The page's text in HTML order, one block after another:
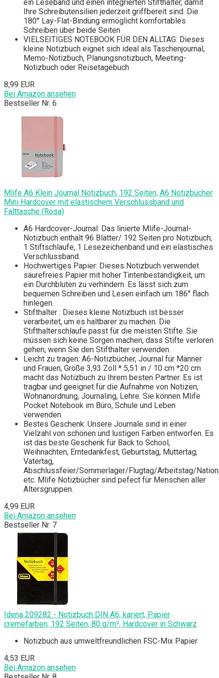
ein Leseband und einen integrierten Stifthalter, damit
Ihre Schreibutensilien jederzeit griffbereit sind. Die
180° Lay-Flat-Bindung ermöglicht komfortables
Schreiben über beide Seiten
VIELSEITIGES NOTEBOOK FÜR DEN ALLTAG: Dieses
kleine Notizbuch eignet sich ideal als Taschenjournal,
Memo-Notizbuch, Planungsnotizbuch, Meeting-
Notizbuch oder Reisetagebuch
8,99 EUR
Bei Amazon ansehen
Bestseller Nr. 6
Mlife A6 Klein Journal Notizbuch, 192 Seiten, A6 Notizbücher
Mini Hardcover mit elastischem Verschlussband und
Falttasche (Rosa)
A6 Hardcover-Journal: Das linierte Mlife-Journal-
Notizbuch enthält 96 Blätter/ 192 Seiten pro Notizbuch,
1 Stiftschlaufe, 1 Lesezeichenband und ein elastisches
Verschlussband.
Hochwertiges Papier: Dieses Notizbuch verwendet
säurefreies Papier mit hoher Tintenbeständigkeit, um
ein Durchbluten zu verhindern. Es lässt sich zum
bequemen Schreiben und Lesen einfach um 186° flach
hinlegen.
Stifthalter : Dieses kleine Notizbuch ist besser
verarbeitet, um es haltbarer zu machen. Die
Stifthalterschlaufe passt für die meisten Stifte. Sie
müssen sich keine Sorgen machen, dass Stifte verloren
gehen, wenn Sie den Stifthalter verwenden.
Leicht zu tragen: A6-Notizbücher, Journal für Männer
und Frauen, Größe 3,93 Zoll * 5,51 in / 10 cm *20 cm
macht das Notizbuch zu Ihrem besten Partner. Es ist
tragbar und geeignet für die Aufnahme von Notizen,
Wohnanordnung, Journaling, Lehre. Sie können Mlife
Pocket Notebook im Büro, Schule und Leben
verwenden.
Bestes Geschenk: Unsere Journale sind in einer
Vielzahl von schönen und lustigen Farben entworfen. Es
ist das beste Geschenk für Back to School,
Weihnachten, Erntedankfest, Geburtstag, Muttertag,
Vatertag,
Abschlussfeier/Sommerlager/Flugtag/Arbeitstag/
etc. Mlife Notizbücher sind pefect für Menschen aller
Altersgruppen.
4,99 EUR
Bei Amazon ansehen
Bestseller Nr. 7
Idena 209282 - Notizbuch DIN A6, kariert, Papier
cremefarben, 192 Seiten, 80 g/m², Hardcover in Schwarz
Notizbuch aus umweltfreundlichen FSC-Mix Papier
4,53 EUR
Bei Amazon ansehen